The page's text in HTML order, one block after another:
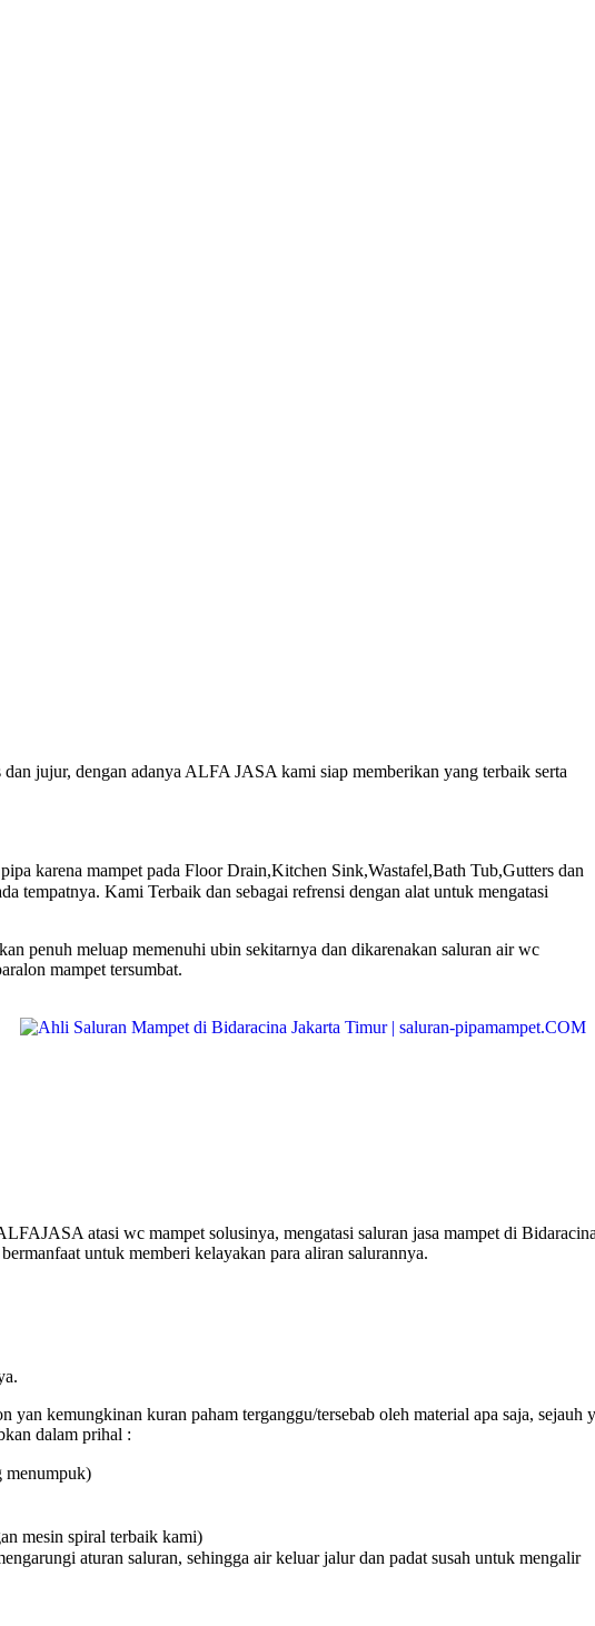
jujur, dengan adanya ALFA JASA kami siap memberikan yang terbaik serta
karena mampet pada Floor Drain,Kitchen Sink,Wastafel,Bath Tub,Gutters dan
tempatnya. Kami Terbaik dan sebagai refrensi dengan alat untuk mengatasi
penuh meluap memenuhi ubin sekitarnya dan dikarenakan saluran air wc
mampet tersumbat.
atasi wc mampet solusinya, mengatasi saluran jasa mampet di
untuk memberi kelayakan para aliran salurannya.
kemungkinan kuran paham terganggu/tersebab oleh material apa saja, sejauh
dalam prihal :
menumpuk)
mesin spiral terbaik kami)
aturan saluran, sehingga air keluar jalur dan padat susah untuk mengalir